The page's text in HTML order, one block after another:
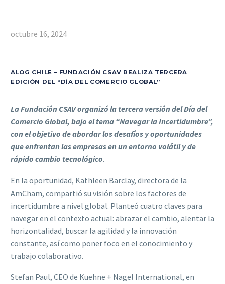
octubre 16, 2024
ALOG CHILE – FUNDACIÓN CSAV REALIZA TERCERA
EDICIÓN DEL “DÍA DEL COMERCIO GLOBAL”
La Fundación CSAV organizó la tercera versión del Día del
Comercio Global, bajo el tema “Navegar la Incertidumbre”,
con el objetivo de abordar los desafíos y oportunidades
que enfrentan las empresas en un entorno volátil y de
rápido cambio tecnológico.
En la oportunidad, Kathleen Barclay, directora de la
AmCham, compartió su visión sobre los factores de
incertidumbre a nivel global. Planteó cuatro claves para
navegar en el contexto actual: abrazar el cambio, alentar la
horizontalidad, buscar la agilidad y la innovación
constante, así como poner foco en el conocimiento y
trabajo colaborativo.
Stefan Paul, CEO de Kuehne + Nagel International, en